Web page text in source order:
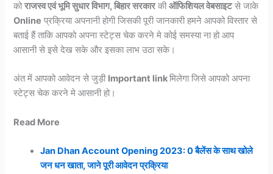
कोराजस्व एवं भूमि सुधार विभाग, बिहार सरकारकीऑफिशियल वेबसाइटसे जाके
Online प्रक्रिया अपनानी होगी जिसकी पूरी जानकारी हमने आपको विस्तार से
बताई हैं ताकि आपको अपना स्टेट्स चेक करने मे कोई समस्या ना हो आप
आसानी से इसे देख सके और इसका लाभ उठा सके।
अंत में आपको आवेदन से जुड़ी Important linkमिलेगा जिसे आपको अपना
स्टेट्स चेक करने मे आसानी हो।
Read More
Jan Dhan Account Opening 2023: 0 बैलेंस के साथ खोले
जन धन खाता, जाने पूरी आवेदन प्रक्रिया